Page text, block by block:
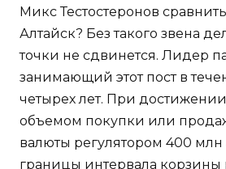
Микс Тестостеронов
Алтайск? Без такого звена
точки не сдвинется. Лидер
занимающий этот пост в
четырех лет. При
объемом покупки или
валюты регулятором 400 млн
границы интервала корзины